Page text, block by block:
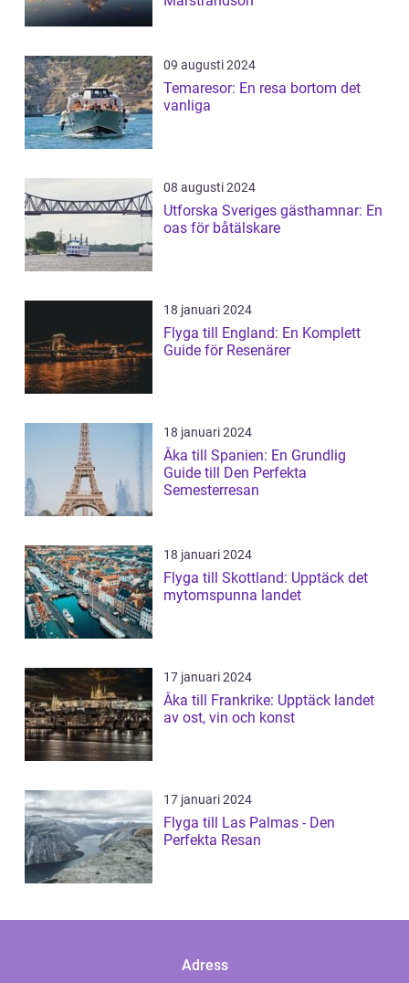
09 augusti 2024
Temaresor: En resa bortom det
vanliga
08 augusti 2024
Utforska Sveriges gästhamnar: En
oas för båtälskare
18 januari 2024
Flyga till England: En Komplett
Guide för Resenärer
18 januari 2024
Åka till Spanien: En Grundlig
Guide till Den Perfekta
Semesterresan
18 januari 2024
Flyga till Skottland: Upptäck det
mytomspunna landet
17 januari 2024
Åka till Frankrike: Upptäck landet
av ost, vin och konst
17 januari 2024
Flyga till Las Palmas - Den
Perfekta Resan
Adress